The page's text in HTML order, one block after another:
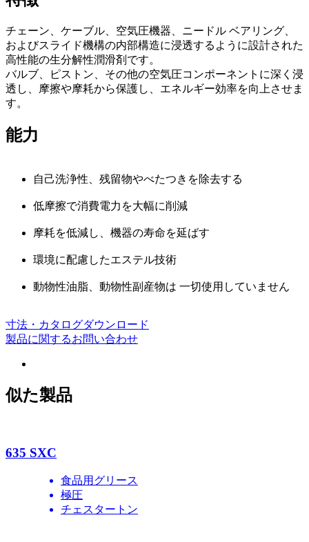
チェーン、ケーブル、空気圧機器、ニードル ベアリング、
およびスライド機構の内部構造に浸透するように設計された
高性能の生分解性潤滑剤です。
バルブ、ピストン、その他の空気圧コンポーネントに深く浸
透し、摩擦や摩耗から保護し、エネルギー効率を向上させま
す。
能力
自己洗浄性、残留物やべたつきを除去する
低摩擦で消費電力を大幅に削減
摩耗を低減し、機器の寿命を延ばす
環境に配慮したエステル技術
動物性油脂、動物性副産物は 一切使用していません
寸法・カタログダウンロード
製品に関するお問い合わせ
似た製品
635 SXC
食品用グリース
極圧
チェスタートン